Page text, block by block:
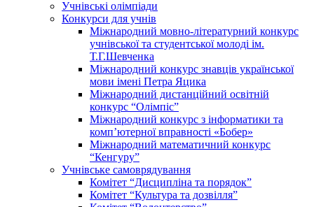
Учнівські олімпіади
Конкурси для учнів
Мiжнародний мовно-літературний конкурс
учнiвської та студентської молодi iм.
Т.Г.Шевченка
Міжнародний конкурс знавців української
мови імені Петра Яцика
Міжнародний дистанційний освітній
конкурс “Олімпіс”
Міжнародний конкурс з інформатики та
комп’ютерної вправності «Бобер»
Міжнародний математичний конкурс
“Кенгуру”
Учнівське самоврядування
Комітет “Дисципліна та порядок”
Комітет “Культура та дозвілля”